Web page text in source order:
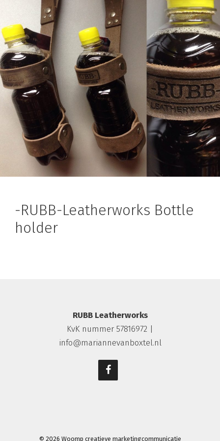
-RUBB-Leatherworks Bottle
holder
RUBB Leatherworks
KvK nummer 57816972 |
info@mariannevanboxtel.nl
© 2026 Woomp creatieve marketingcommunicatie